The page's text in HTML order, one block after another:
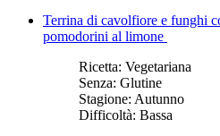
Terrina di cavolfiore e funghi
pomodorini al limone
Ricetta: Vegetariana
Senza: Glutine
Stagione: Autunno
Difficoltà: Bassa